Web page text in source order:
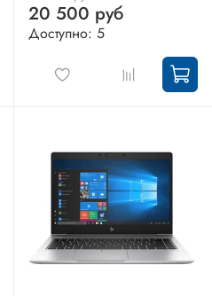
20 500 руб
Доступно: 5